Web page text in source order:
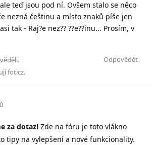
teď jsou pod ní. Ovšem stalo se něco
nezná češtinu a místo znaků píše jen
tak - Raj?e nez?? ??e??inu... Prosím, v
Odpovědět
foticz.
za dotaz! Zde na fóru je toto vlákno
tipy na vylepšení a nové funkcionality.